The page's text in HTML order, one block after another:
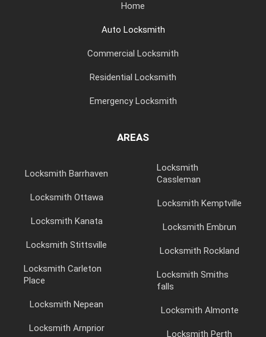
Home
Auto Locksmith
Commercial Locksmith
Residential Locksmith
Emergency Locksmith
AREAS
Locksmith Barrhaven
Locksmith Ottawa
Locksmith Kanata
Locksmith Stittsville
Locksmith Carleton
Place
Locksmith Nepean
Locksmith Arnprior
Locksmith
Cassleman
Locksmith Kemptville
Locksmith Embrun
Locksmith Rockland
Locksmith Smiths
falls
Locksmith Almonte
Locksmith Perth